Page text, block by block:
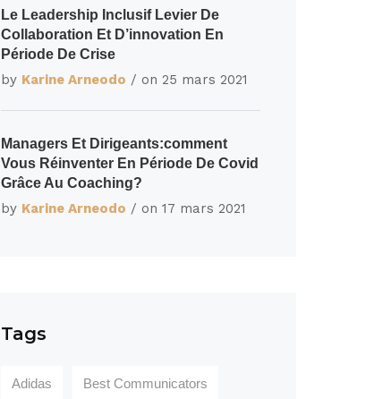
Le Leadership Inclusif Levier De
Collaboration Et D’innovation En
Période De Crise
by Karine Arneodo / on 25 mars 2021
Managers Et Dirigeants:comment
Vous Réinventer En Période De Covid
Grâce Au Coaching?
by Karine Arneodo / on 17 mars 2021
Tags
Adidas Best Communicators